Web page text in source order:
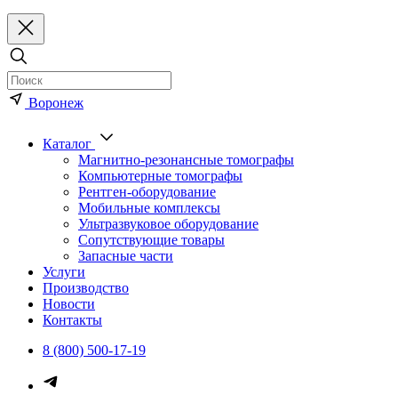
Воронеж
Каталог
Магнитно-резонансные томографы
Компьютерные томографы
Рентген-оборудование
Мобильные комплексы
Ультразвуковое оборудование
Сопутствующие товары
Запасные части
Услуги
Производство
Новости
Контакты
8 (800) 500-17-19